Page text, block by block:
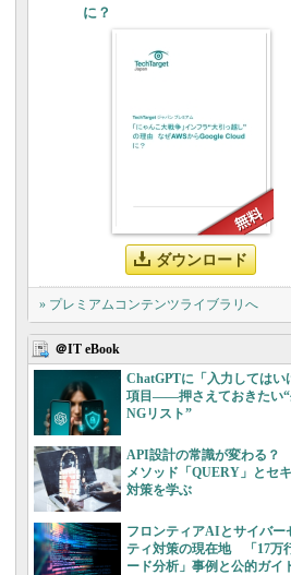
に？
ダウンロード
» プレミアムコンテンツライブラリへ
＠IT eBook
ChatGPTに「入力してはい
項目――押さえておきたい
NGリスト”
API設計の常識が変わる？
メソッド「QUERY」とセ
対策を学ぶ
フロンティアAIとサイバー
ティ対策の現在地 「17万
ード分析」事例と公的ガイ